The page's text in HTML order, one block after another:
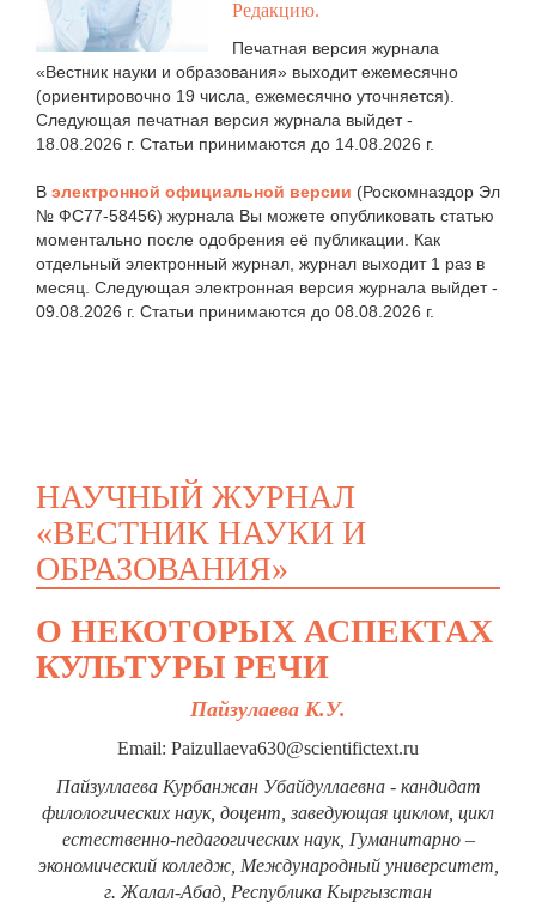
Редакцию.
Печатная версия журнала
«Вестник науки и образования» выходит ежемесячно
(ориентировочно 19 числа, ежемесячно уточняется).
Следующая печатная версия журнала выйдет -
18.08.2026 г. Статьи принимаются до 14.08.2026 г.
В электронной официальной версии (Роскомназдор Эл
№ ФС77-58456) журнала Вы можете опубликовать статью
моментально после одобрения её публикации. Как
отдельный электронный журнал, журнал выходит 1 раз в
месяц. Следующая электронная версия журнала выйдет -
09.08.2026 г. Статьи принимаются до 08.08.2026 г.
НАУЧНЫЙ ЖУРНАЛ
«ВЕСТНИК НАУКИ И
ОБРАЗОВАНИЯ»
О НЕКОТОРЫХ АСПЕКТАХ
КУЛЬТУРЫ РЕЧИ
Пайзулаева К.У.
Email: Paizullaeva630@scientifictext.ru
Пайзуллаева Курбанжан Убайдуллаевна - кандидат
филологических наук, доцент, заведующая циклом, цикл
естественно-педагогических наук, Гуманитарно –
экономический колледж, Международный университет,
г. Жалал-Абад, Республика Кыргызстан